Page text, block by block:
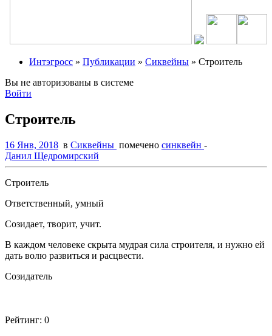
Интэгросс » Публикации » Сиквейны » Строитель
Вы не авторизованы в системе
Войти
Строитель
16 Янв, 2018 в Сиквейны помечено синквейн -
Данил Щедромирский
Строитель
Ответственный, умный
Созидает, творит, учит.
В каждом человеке скрыта мудрая сила строителя, и нужно ей
дать волю развиться и расцвести.
Созидатель
Рейтинг: 0